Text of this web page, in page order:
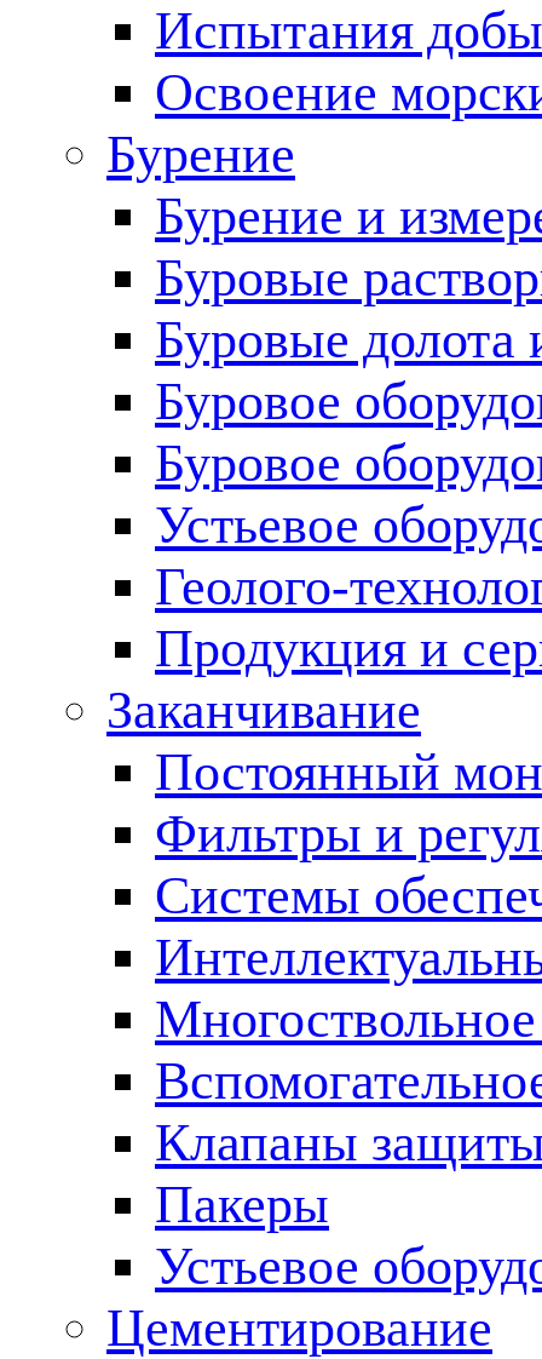
Испытания
Освоение
Бурение
Бурение и
Буровые
Буровые долота
Буровое
Буровое
Устьевое
Геолого-
Продукция и
Заканчивание
Постоянный
Фильтры и
Cистемы
Клапаны
Пакеры
Устьевое
Цементирование